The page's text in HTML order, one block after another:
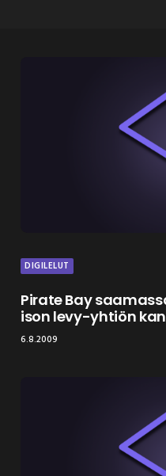
DIGILELUT
Pirate Bay
ison levy-yhtiön
6.8.2009